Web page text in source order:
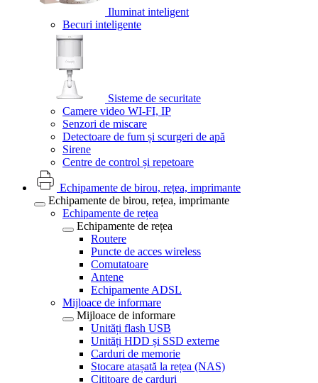
Iluminat inteligent
Becuri inteligente
Sisteme de securitate
Camere video WI-FI, IP
Senzori de miscare
Detectoare de fum și scurgeri de apă
Sirene
Centre de control și repetoare
Echipamente de birou, rețea, imprimante
Echipamente de birou, rețea, imprimante
Echipamente de rețea
Echipamente de rețea
Routere
Puncte de acces wireless
Comutatoare
Antene
Echipamente ADSL
Mijloace de informare
Mijloace de informare
Unități flash USB
Unități HDD și SSD externe
Carduri de memorie
Stocare atașată la rețea (NAS)
Cititoare de carduri